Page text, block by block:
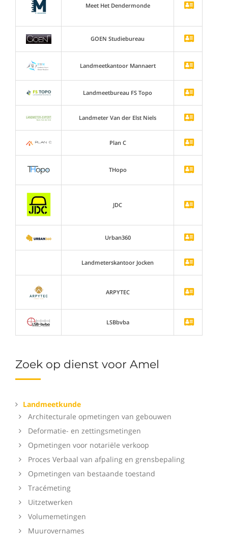
Zoek op dienst voor Amel
Landmeetkunde
Architecturale opmetingen van gebouwen
Deformatie- en zettingsmetingen
Opmetingen voor notariële verkoop
Proces Verbaal van afpaling en grensbepaling
Opmetingen van bestaande toestand
Tracémeting
Uitzetwerken
Volumemetingen
Muurovernames
Meet Het Dendermonde
GOEN Studiebureau
Landmeetkantoor Mannaert
Landmeetbureau FS Topo
Landmeter Van der Elst Niels
Plan C
THopo
JDC
Urban360
Landmeterskantoor Jocken
ARPYTEC
LSBbvba